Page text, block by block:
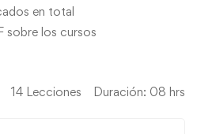
en total
sobre los cursos
14 Lecciones Duración: 08 hrs